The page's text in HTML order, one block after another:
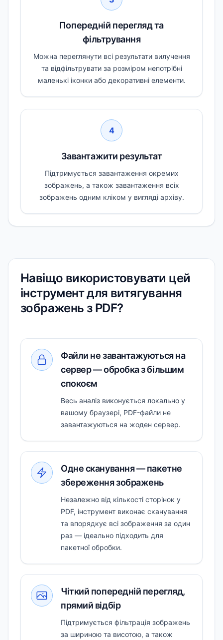
Попередній перегляд та
фільтрування
Можна переглянути всі результати вилучення
та відфільтрувати за розміром непотрібні
маленькі іконки або декоративні елементи.
4
Завантажити результат
Підтримується завантаження окремих
зображень, а також завантаження всіх
зображень одним кліком у вигляді архіву.
Навіщо використовувати цей
інструмент для витягування
зображень з PDF?
Файли не завантажуються на
сервер — обробка з більшим
спокоєм
Весь аналіз виконується локально у
вашому браузері, PDF-файли не
завантажуються на жоден сервер.
Одне сканування — пакетне
збереження зображень
Незалежно від кількості сторінок у
PDF, інструмент виконає сканування
та впорядкує всі зображення за один
раз — ідеально підходить для
пакетної обробки.
Чіткий попередній перегляд,
прямий відбір
Підтримується фільтрація зображень
за шириною та висотою, а також